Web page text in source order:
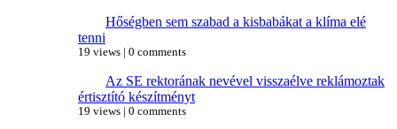
Hőségben sem szabad a kisbabákat a klíma elé
tenni
19 views | 0 comments
Az SE rektorának nevével visszaélve reklámoztak
értisztító készítményt
19 views | 0 comments